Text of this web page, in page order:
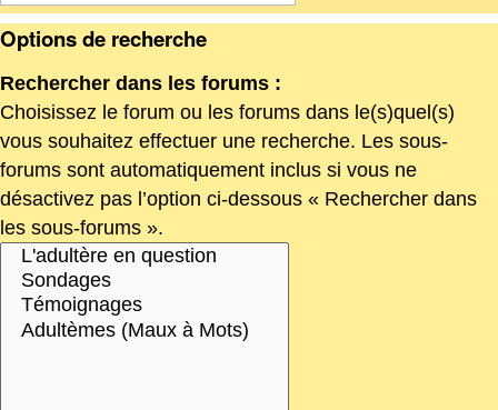
Options de recherche
Rechercher dans les forums :
Choisissez le forum ou les forums dans le(s)quel(s)
vous souhaitez effectuer une recherche. Les sous-
forums sont automatiquement inclus si vous ne
désactivez pas l’option ci-dessous « Rechercher dans
les sous-forums ».